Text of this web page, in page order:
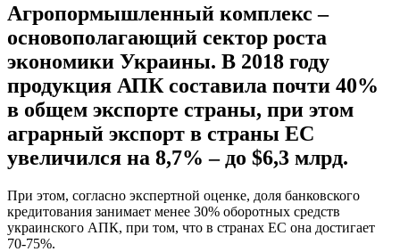
Агропормышленный комплекс –
основополагающий сектор роста
экономики Украины. В 2018 году
продукция АПК составила почти 40%
в общем экспорте страны, при этом
аграрный экспорт в страны ЕС
увеличился на 8,7% – до $6,3 млрд.
При этом, согласно экспертной оценке, доля банковского
кредитования занимает менее 30% оборотных средств
украинского АПК, при том, что в странах ЕС она достигает
70-75%.